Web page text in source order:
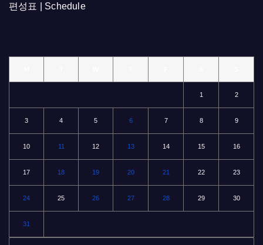
편성표 | Schedule
1 2
3 4 5 6 7 8 9
10 11 12 13 14 15 16
17 18 19 20 21 22 23
24 25 26 27 28 29 30
31